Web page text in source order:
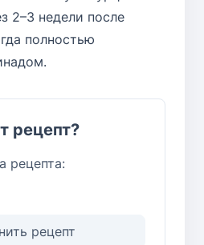
2–3 недели после
полностью
рецепт?
рецепта:
рецепт